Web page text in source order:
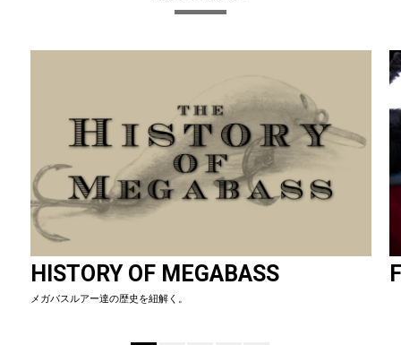
HISTORY OF MEGABASS
メガバスルアー達の歴史を紐解く。